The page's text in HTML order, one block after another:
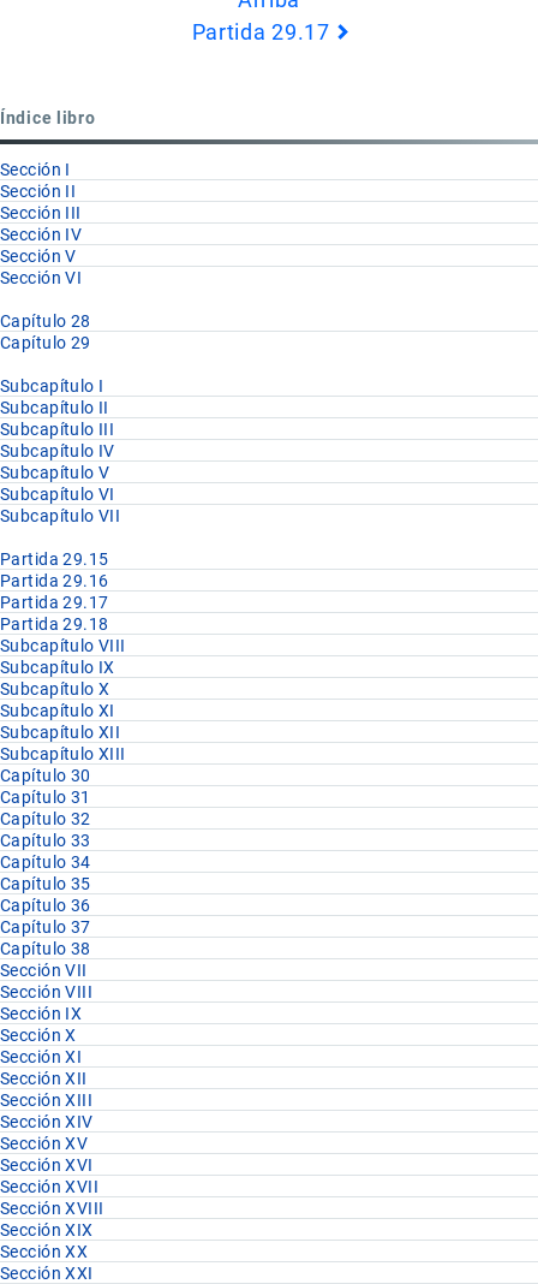
29.16
Partida 29.17
Índice libro
Sección I
Sección II
Sección III
Sección IV
Sección V
Sección VI
Capítulo 28
Capítulo 29
Subcapítulo I
Subcapítulo II
Subcapítulo III
Subcapítulo IV
Subcapítulo V
Subcapítulo VI
Subcapítulo VII
Partida 29.15
Partida 29.16
Partida 29.17
Partida 29.18
Subcapítulo VIII
Subcapítulo IX
Subcapítulo X
Subcapítulo XI
Subcapítulo XII
Subcapítulo XIII
Capítulo 30
Capítulo 31
Capítulo 32
Capítulo 33
Capítulo 34
Capítulo 35
Capítulo 36
Capítulo 37
Capítulo 38
Sección VII
Sección VIII
Sección IX
Sección X
Sección XI
Sección XII
Sección XIII
Sección XIV
Sección XV
Sección XVI
Sección XVII
Sección XVIII
Sección XIX
Sección XX
Sección XXI